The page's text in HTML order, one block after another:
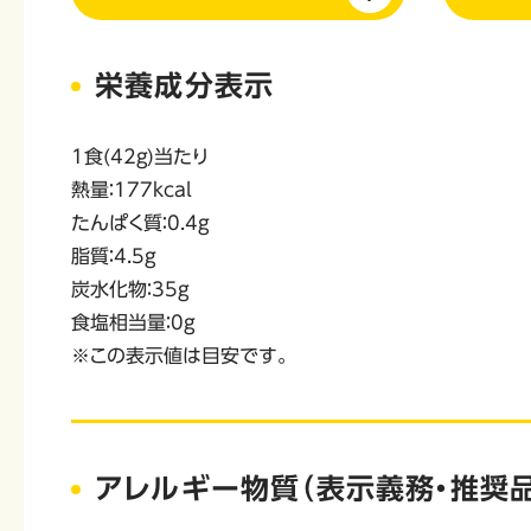
栄養成分表示
1食(42g)当たり
熱量：177kcal
たんぱく質：0.4g
脂質：4.5g
炭水化物：35g
食塩相当量：0g
※この表示値は目安です。
アレルギー物質（表示義務・推奨